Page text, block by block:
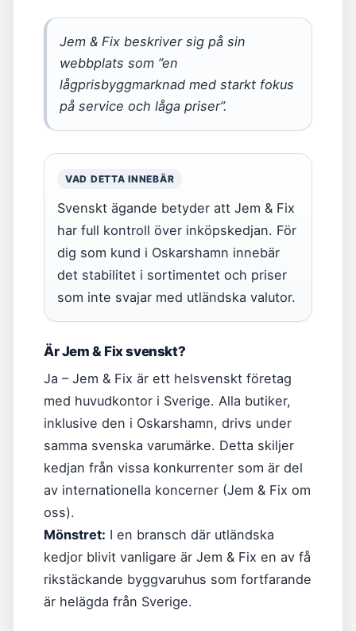
Jem & Fix beskriver sig på sin
webbplats som ”en
lågprisbyggmarknad med starkt fokus
på service och låga priser”.
VAD DETTA INNEBÄR
Svenskt ägande betyder att Jem & Fix
har full kontroll över inköpskedjan. För
dig som kund i Oskarshamn innebär
det stabilitet i sortimentet och priser
som inte svajar med utländska valutor.
Är Jem & Fix svenskt?
Ja – Jem & Fix är ett helsvenskt företag
med huvudkontor i Sverige. Alla butiker,
inklusive den i Oskarshamn, drivs under
samma svenska varumärke. Detta skiljer
kedjan från vissa konkurrenter som är del
av internationella koncerner (Jem & Fix om
oss).
Mönstret: I en bransch där utländska
kedjor blivit vanligare är Jem & Fix en av få
rikstäckande byggvaruhus som fortfarande
är helägda från Sverige.